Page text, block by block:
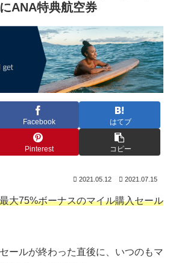
ANA特典航空券
Facebook はてブ
Pinterest コピー
2021.05.12 2021.07.15
最大75%ボーナスのマイル購入セール
ールが終わった直後に、いつのもマ